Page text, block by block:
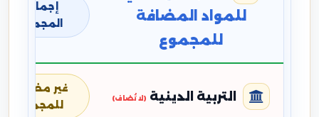
للمواد المضافة
للمجموع
إجمالي
المجموع
التربية الدينية (لا تُضاف)
غير مضافة
للمجموع